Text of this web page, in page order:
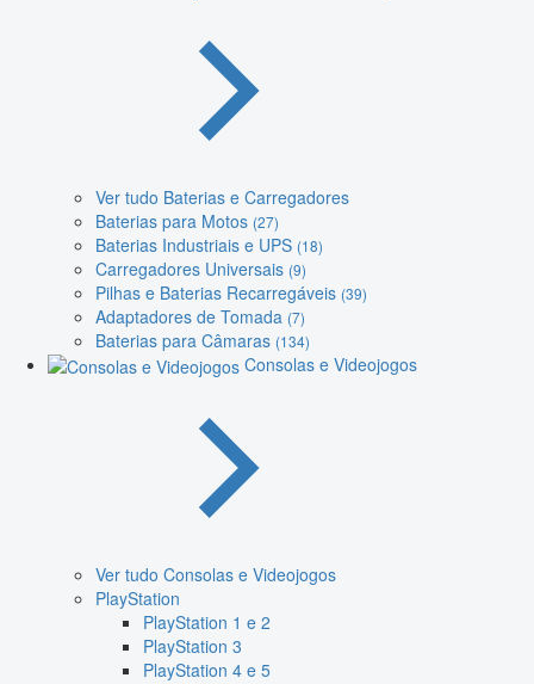
Ver tudo Baterias e Carregadores
Baterias para Motos (27)
Baterias Industriais e UPS (18)
Carregadores Universais (9)
Pilhas e Baterias Recarregáveis (39)
Adaptadores de Tomada (7)
Baterias para Câmaras (134)
Consolas e Videojogos
Ver tudo Consolas e Videojogos
PlayStation
PlayStation 1 e 2
PlayStation 3
PlayStation 4 e 5